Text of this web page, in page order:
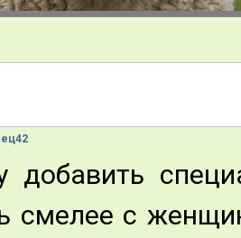
добавить
смелее с